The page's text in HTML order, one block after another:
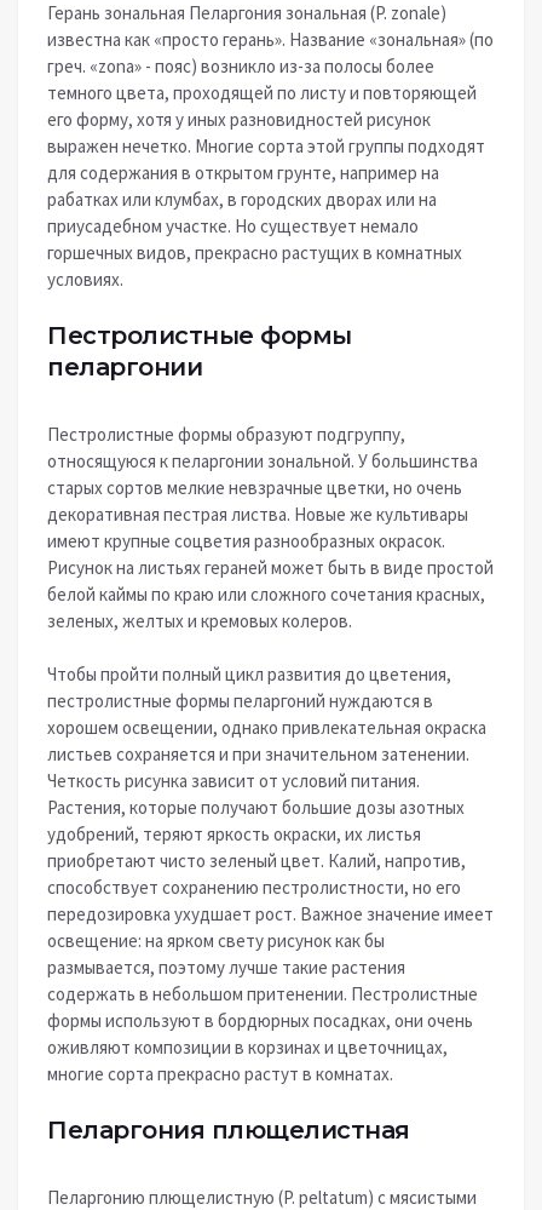
Герань зональная Пеларгония зональная (P. zonale)
известна как «просто герань». Название «зональная» (по
греч. «zona» - пояс) возникло из-за полосы более
темного цвета, проходящей по листу и повторяющей
его форму, хотя у иных разновидностей рисунок
выражен нечетко. Многие сорта этой группы подходят
для содержания в открытом грунте, например на
рабатках или клумбах, в городских дворах или на
приусадебном участке. Но существует немало
горшечных видов, прекрасно растущих в комнатных
условиях.
Пестролистные формы
пеларгонии
Пестролистные формы образуют подгруппу,
относящуюся к пеларгонии зональной. У большинства
старых сортов мелкие невзрачные цветки, но очень
декоративная пестрая листва. Новые же культивары
имеют крупные соцветия разнообразных окрасок.
Рисунок на листьях гераней может быть в виде простой
белой каймы по краю или сложного сочетания красных,
зеленых, желтых и кремовых колеров.
Чтобы пройти полный цикл развития до цветения,
пестролистные формы пеларгоний нуждаются в
хорошем освещении, однако привлекательная окраска
листьев сохраняется и при значительном затенении.
Четкость рисунка зависит от условий питания.
Растения, которые получают большие дозы азотных
удобрений, теряют яркость окраски, их листья
приобретают чисто зеленый цвет. Калий, напротив,
способствует сохранению пестролистности, но его
передозировка ухудшает рост. Важное значение имеет
освещение: на ярком свету рисунок как бы
размывается, поэтому лучше такие растения
содержать в небольшом притенении. Пестролистные
формы используют в бордюрных посадках, они очень
оживляют композиции в корзинах и цветочницах,
многие сорта прекрасно растут в комнатах.
Пеларгония плющелистная
Пеларгонию плющелистную (P. peltatum) с мясистыми